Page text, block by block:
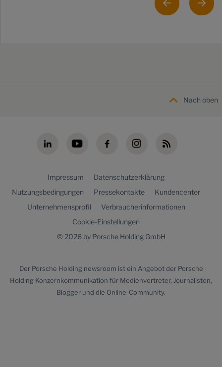
Nach oben
Impressum
Datenschutzerklärung
Nutzungsbedingungen
Pressekontakte
Kundencenter
Unternehmensprofil
Verbraucherinformationen
Cookie-Einstellungen
© 2026 by Porsche Holding GmbH
Der Porsche Holding newsroom ist ein Angebot der Porsche
Holding Konzernkommunikation für Medienvertreter, Journalisten,
Blogger und die Online-Community.